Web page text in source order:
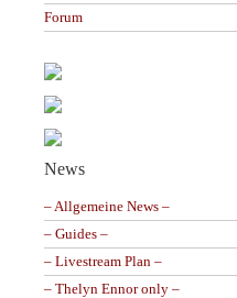
Forum
News
– Allgemeine News –
– Guides –
– Livestream Plan –
– Thelyn Ennor only –